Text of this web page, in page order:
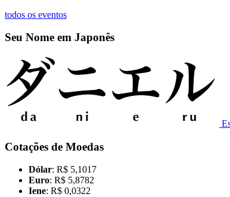
todos os eventos
Seu Nome em Japonês
Cotações de Moedas
Dólar: R$ 5,1017
Euro: R$ 5,8782
Iene: R$ 0,0322